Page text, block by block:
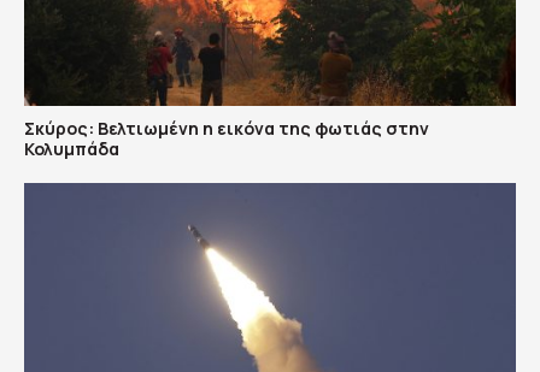
Σκύρος: Βελτιωμένη η εικόνα της φωτιάς στην
Κολυμπάδα